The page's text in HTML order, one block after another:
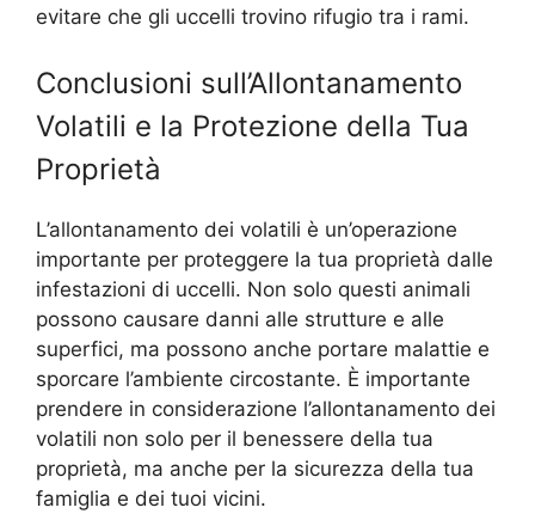
evitare che gli uccelli trovino rifugio tra i rami.
Conclusioni sull’Allontanamento
Volatili e la Protezione della Tua
Proprietà
L’allontanamento dei volatili è un’operazione
importante per proteggere la tua proprietà dalle
infestazioni di uccelli. Non solo questi animali
possono causare danni alle strutture e alle
superfici, ma possono anche portare malattie e
sporcare l’ambiente circostante. È importante
prendere in considerazione l’allontanamento dei
volatili non solo per il benessere della tua
proprietà, ma anche per la sicurezza della tua
famiglia e dei tuoi vicini.